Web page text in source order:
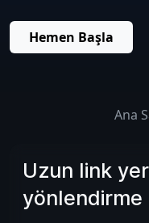
Hemen Başla
Ana
Uzun link
yönlendirme